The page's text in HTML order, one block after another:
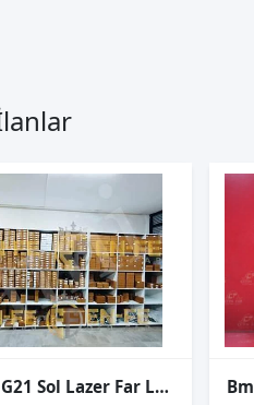
BMW G20 G21 Sol Lazer Far Led Modülü – 63118737143